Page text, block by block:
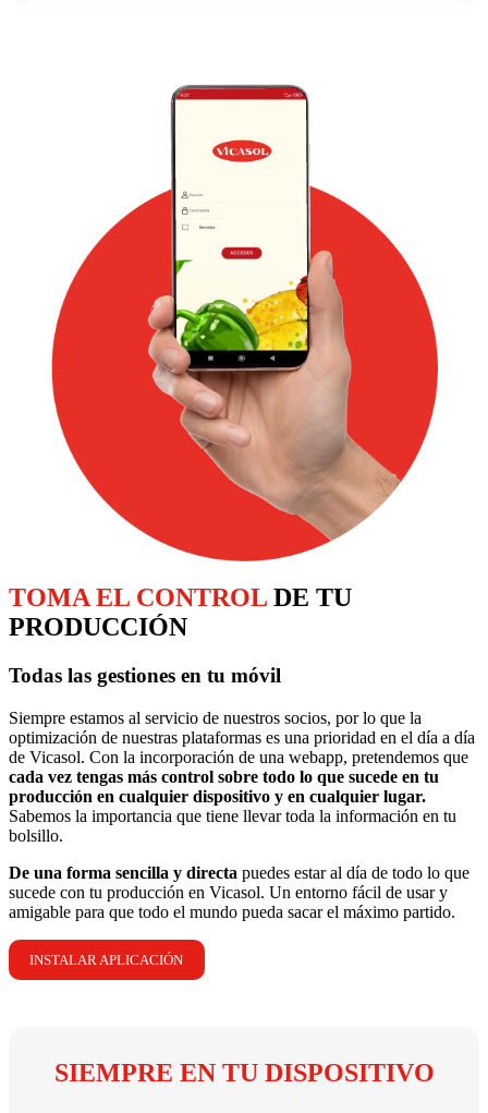
TOMA EL CONTROL DE TU
PRODUCCIÓN
Todas las gestiones en tu móvil
Siempre estamos al servicio de nuestros socios, por lo que la
optimización de nuestras plataformas es una prioridad en el día a día
de Vicasol. Con la incorporación de una webapp, pretendemos que
cada vez tengas más control sobre todo lo que sucede en tu
producción en cualquier dispositivo y en cualquier lugar.
Sabemos la importancia que tiene llevar toda la información en tu
bolsillo.
De una forma sencilla y directa puedes estar al día de todo lo que
sucede con tu producción en Vicasol. Un entorno fácil de usar y
amigable para que todo el mundo pueda sacar el máximo partido.
INSTALAR APLICACIÓN
SIEMPRE EN TU DISPOSITIVO